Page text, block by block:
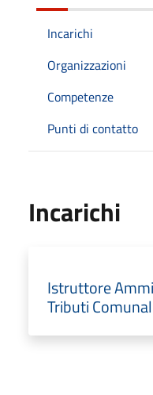
Incarichi
Organizzazioni
Competenze
Punti di contatto
Incarichi
Istruttore
Tributi